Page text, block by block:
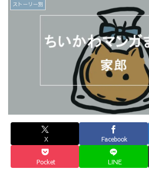
ストーリー別
X Facebook
Pocket LINE